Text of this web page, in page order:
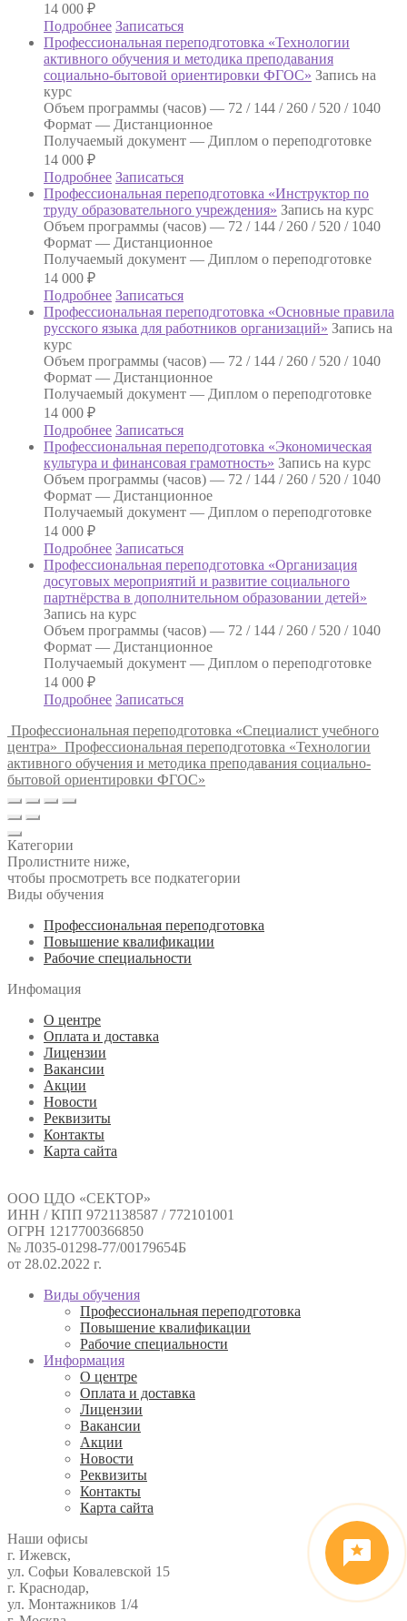
14 000 ₽
Подробнее Записаться
Профессиональная переподготовка «Технологии
активного обучения и методика преподавания
социально-бытовой ориентировки ФГОС» Запись на
курс
Объем программы (часов) — 72 / 144 / 260 / 520 / 1040
Формат — Дистанционное
Получаемый документ — Диплом о переподготовке
14 000 ₽
Подробнее Записаться
Профессиональная переподготовка «Инструктор по
труду образовательного учреждения» Запись на курс
Объем программы (часов) — 72 / 144 / 260 / 520 / 1040
Формат — Дистанционное
Получаемый документ — Диплом о переподготовке
14 000 ₽
Подробнее Записаться
Профессиональная переподготовка «Основные правила
русского языка для работников организаций» Запись на
курс
Объем программы (часов) — 72 / 144 / 260 / 520 / 1040
Формат — Дистанционное
Получаемый документ — Диплом о переподготовке
14 000 ₽
Подробнее Записаться
Профессиональная переподготовка «Экономическая
культура и финансовая грамотность» Запись на курс
Объем программы (часов) — 72 / 144 / 260 / 520 / 1040
Формат — Дистанционное
Получаемый документ — Диплом о переподготовке
14 000 ₽
Подробнее Записаться
Профессиональная переподготовка «Организация
досуговых мероприятий и развитие социального
партнёрства в дополнительном образовании детей»
Запись на курс
Объем программы (часов) — 72 / 144 / 260 / 520 / 1040
Формат — Дистанционное
Получаемый документ — Диплом о переподготовке
14 000 ₽
Подробнее Записаться
Профессиональная переподготовка «Специалист учебного
центра» Профессиональная переподготовка «Технологии
активного обучения и методика преподавания социально-
бытовой ориентировки ФГОС»
Категории
Пролистните ниже,
чтобы просмотреть все подкатегории
Виды обучения
Профессиональная переподготовка
Повышение квалификации
Рабочие специальности
Инфомация
О центре
Оплата и доставка
Лицензии
Вакансии
Акции
Новости
Реквизиты
Контакты
Карта сайта
ООО ЦДО «СЕКТОР»
ИНН / КПП 9721138587 / 772101001
ОГРН 1217700366850
№ Л035-01298-77/00179654Б
от 28.02.2022 г.
Виды обучения
Профессиональная переподготовка
Повышение квалификации
Рабочие специальности
Информация
О центре
Оплата и доставка
Лицензии
Вакансии
Акции
Новости
Реквизиты
Контакты
Карта сайта
Наши офисы
г. Ижевск,
ул. Софьи Ковалевской 15
г. Краснодар,
ул. Монтажников 1/4